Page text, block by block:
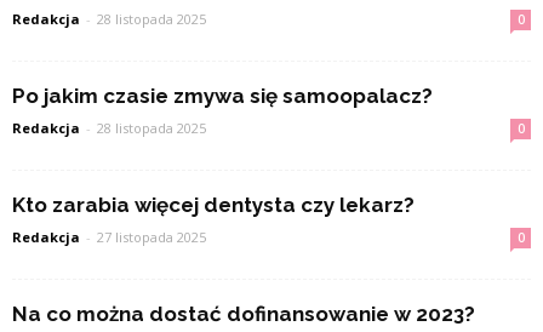
Redakcja - 28 listopada 2025 0
Po jakim czasie zmywa się samoopalacz?
Redakcja - 28 listopada 2025 0
Kto zarabia więcej dentysta czy lekarz?
Redakcja - 27 listopada 2025 0
Na co można dostać dofinansowanie w 2023?